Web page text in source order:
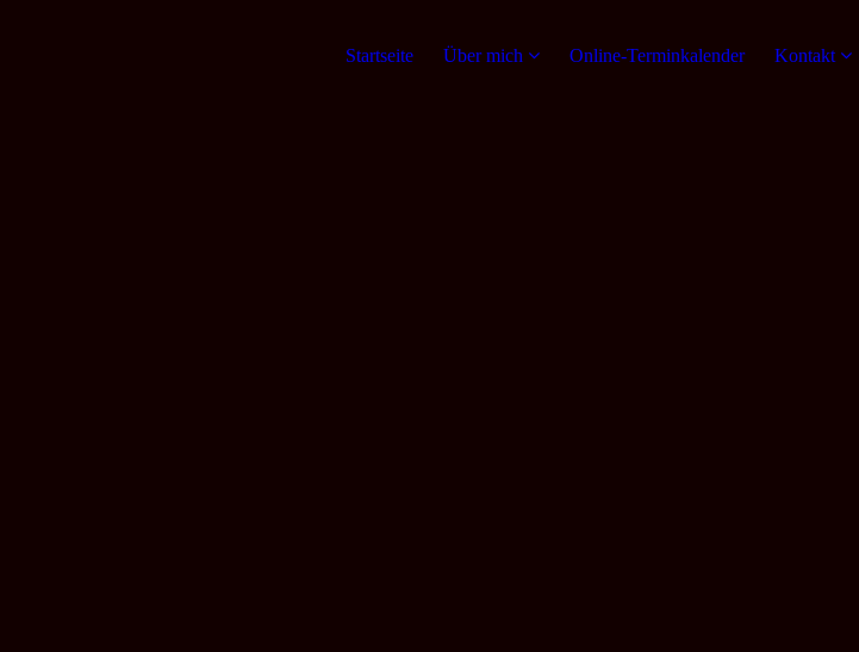
Startseite Über mich Online-Terminkalender Kontakt